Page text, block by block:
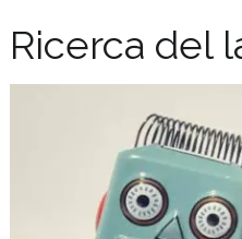
Ricerca del